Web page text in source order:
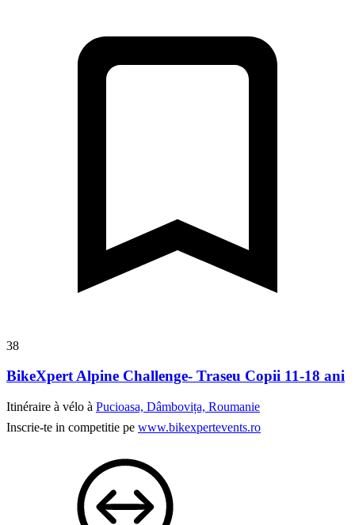
38
BikeXpert Alpine Challenge- Traseu Copii 11-18 ani
Itinéraire à vélo à Pucioasa, Dâmbovița, Roumanie
Inscrie-te in competitie pe www.bikexpertevents.ro